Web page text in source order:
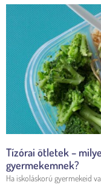
Tízórai ötletek –
gyermekemnek?
Ha iskoláskorú gyermekeid